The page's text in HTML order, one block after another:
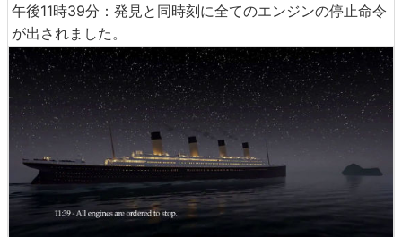
午後11時39分：発見と同時刻に全てのエンジンの停止命令
が出されました。